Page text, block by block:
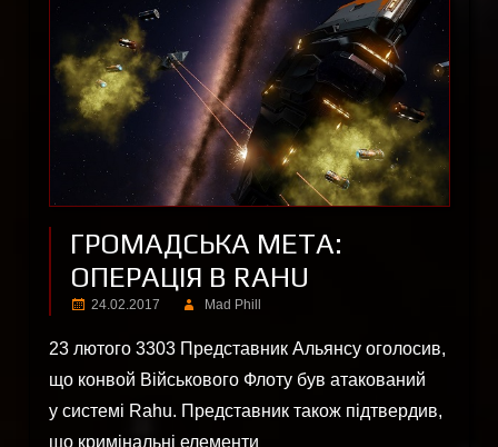
ГРОМАДСЬКА МЕТА:
ОПЕРАЦІЯ В RAHU
24.02.2017 Mad Phill
23 лютого 3303 Представник Альянсу оголосив,
що конвой Військового Флоту був атакований
у системі Rahu. Представник також підтвердив,
що кримінальні елементи